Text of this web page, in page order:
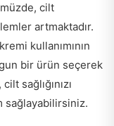
cilt
artmaktadır.
kullanımının
bir ürün seçerek
sağlığınızı
sağlayabilirsiniz.